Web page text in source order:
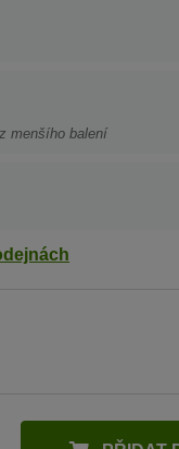
menšího balení